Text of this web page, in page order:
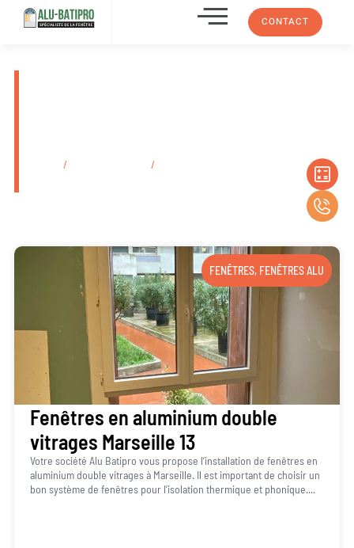
CONTACT
/ /
Pose de porte de garage sectionnelle sur
FENÊTRES, FENÊTRES ALU
Fenêtres en aluminium double
vitrages Marseille 13
Votre société Alu Batipro vous propose l’installation de fenêtres en
aluminium double vitrages à Marseille. Il est important de choisir un
bon système de fenêtres pour l’isolation thermique et phonique....